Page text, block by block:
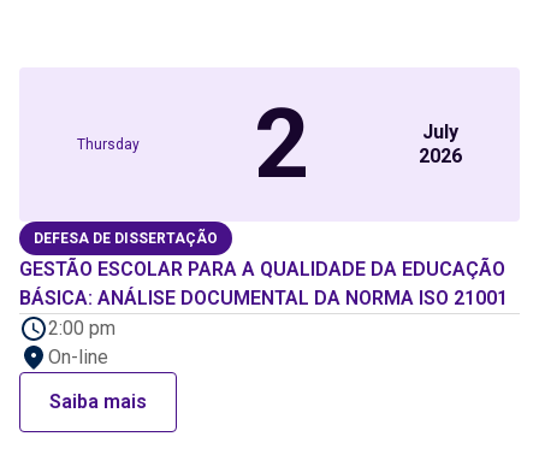
Thursday 2
July
2026
DEFESA DE DISSERTAÇÃO
GESTÃO ESCOLAR PARA A QUALIDADE DA EDUCAÇÃO
BÁSICA: ANÁLISE DOCUMENTAL DA NORMA ISO 21001
2:00 pm
On-line
Saiba mais